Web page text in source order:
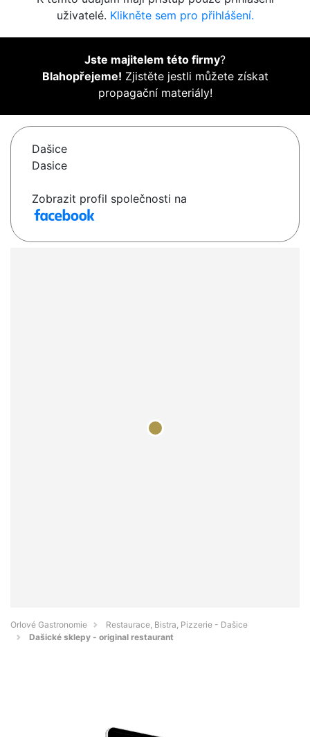
uživatelé. Klikněte sem pro přihlášení.
Jste majitelem této firmy?
Blahopřejeme! Zjistěte jestli můžete získat
propagační materiály!
Dašice
Dasice
Zobrazit profil společnosti na
Orlové Gastronomie
Restaurace, Bistra, Pizzerie - Dašice
Dašické sklepy - original restaurant